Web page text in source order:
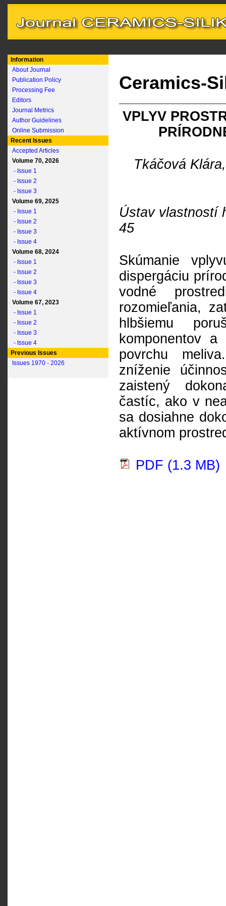
Information
About Journal
Publication Policy
Processing Fee
Editors
Journal Metrics
Author Guidelines
Online Submission
Recent Issues
Accepted Articles
Volume 70, 2026
- Issue 1
- Issue 2
- Issue 3
Volume 69, 2025
- Issue 1
- Issue 2
- Issue 3
- Issue 4
Volume 68, 2024
- Issue 1
- Issue 2
- Issue 3
- Issue 4
Volume 67, 2023
- Issue 1
- Issue 2
- Issue 3
- Issue 4
Previous Issues
Issues 1970 - 2026
Ceramics-
VPLYV
Tkáčová
Ústav vlastností
45
Skúmanie
dispergáciu
vodné
rozomieľania,
hlbšiemu
komponentov
povrchu
zníženie
zaistený
častíc, ako v
sa dosiahne
aktívnom
PDF (1.3 MB)